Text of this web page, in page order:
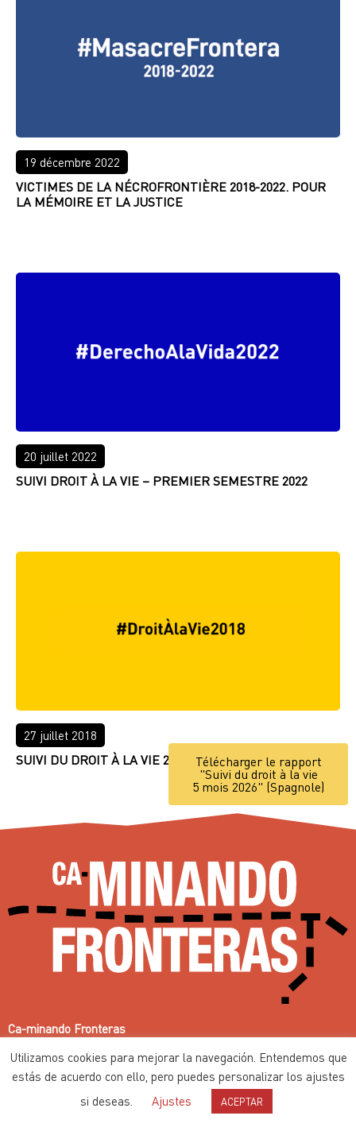
19 décembre 2022
VICTIMES DE LA NÉCROFRONTIÈRE 2018-2022. POUR
LA MÉMOIRE ET LA JUSTICE
20 juillet 2022
SUIVI DROIT À LA VIE – PREMIER SEMESTRE 2022
27 juillet 2018
SUIVI DU DROIT À LA VIE 2018 Télécharger le rapport
"Suivi du droit à la vie
5 mois 2026" (Spagnole)
Ca-minando Fronteras
Contenus sous PPL (licence de production par les pairs)
Utilizamos cookies para mejorar la navegación. Entendemos que
estás de acuerdo con ello, pero puedes personalizar los ajustes
si deseas.
Ajustes ACEPTAR